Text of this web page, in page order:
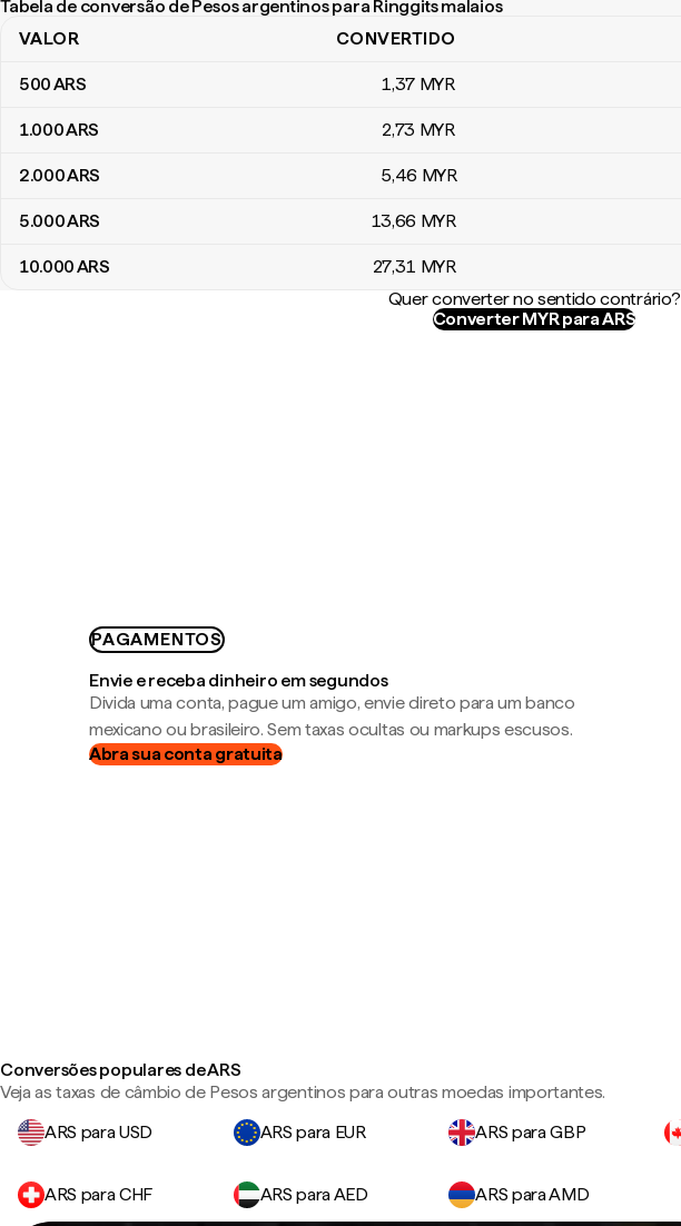
Tabela de conversão de Pesos argentinos para Ringgits malaios
Tabela de conversão de Pesos argentinos para Ringgits malaios
VALOR CONVERTIDO
500ARS 1,37 MYR
1.000ARS 2,73 MYR
2.000ARS 5,46 MYR
5.000ARS 13,66 MYR
10.000ARS 27,31 MYR
Quer converter no sentido contrário?
Converter MYR para ARS
PAGAMENTOS
Envie e receba dinheiro em segundos
Divida uma conta, pague um amigo, envie direto para um banco
mexicano ou brasileiro. Sem taxas ocultas ou markups escusos.
Abra sua conta gratuita
Conversões populares de ARS
Veja as taxas de câmbio de Pesos argentinos para outras moedas importantes.
ARS para USD
ARS para EUR ARS para GBP
ARS para CHF ARS para AED ARS para AMD